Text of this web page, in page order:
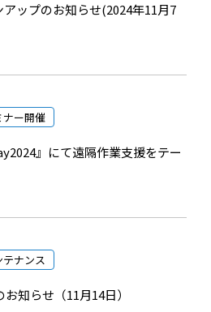
ップのお知らせ(2024年11月7
ナー開催
』にて遠隔作業支援をテー
テナンス
知らせ（11月14日）